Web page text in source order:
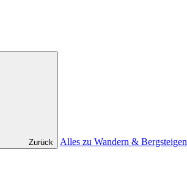
Zurück
Alles zu Wandern & Bergsteigen